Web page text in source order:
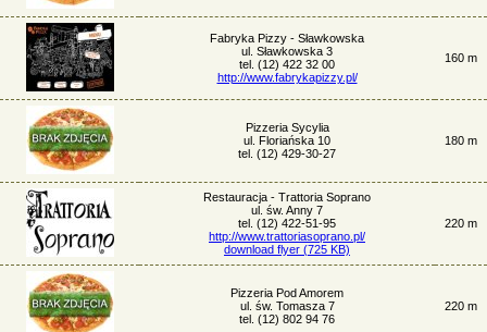
Fabryka Pizzy - Sławkowska
ul. Sławkowska 3
tel. (12) 422 32 00
http://www.fabrykapizzy.pl/
160 m
Pizzeria Sycylia
ul. Floriańska 10
tel. (12) 429-30-27
180 m
Restauracja - Trattoria Soprano
ul. św. Anny 7
tel. (12) 422-51-95
http://www.trattoriasoprano.pl/
download flyer (725 KB)
220 m
Pizzeria Pod Amorem
ul. św. Tomasza 7
tel. (12) 802 94 76
220 m